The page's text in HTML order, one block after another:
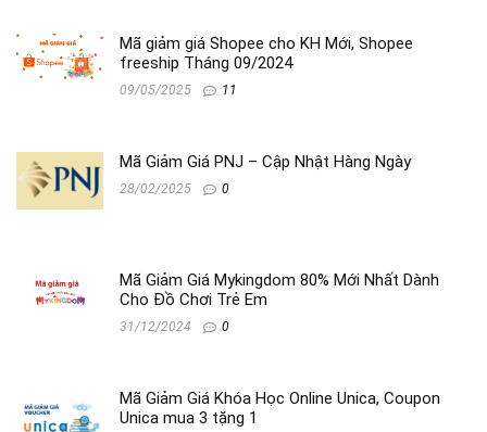
Mã giảm giá Shopee cho KH Mới, Shopee
freeship Tháng 09/2024
09/05/2025 11
Mã Giảm Giá PNJ – Cập Nhật Hàng Ngày
28/02/2025 0
Mã Giảm Giá Mykingdom 80% Mới Nhất Dành
Cho Đồ Chơi Trẻ Em
31/12/2024 0
Mã Giảm Giá Khóa Học Online Unica, Coupon
Unica mua 3 tặng 1